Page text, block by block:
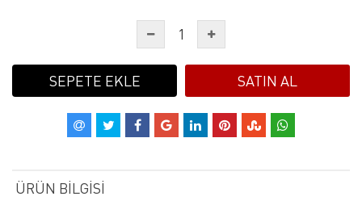
SEPETE EKLE SATIN AL
ÜRÜN BILGISI